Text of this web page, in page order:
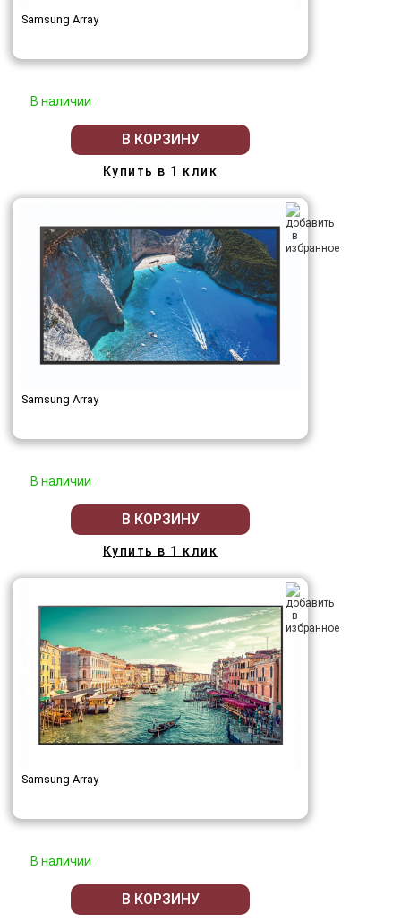
Samsung Array
В наличии
В КОРЗИНУ
Купить в 1 клик
Samsung Array
В наличии
В КОРЗИНУ
Купить в 1 клик
Samsung Array
В наличии
В КОРЗИНУ